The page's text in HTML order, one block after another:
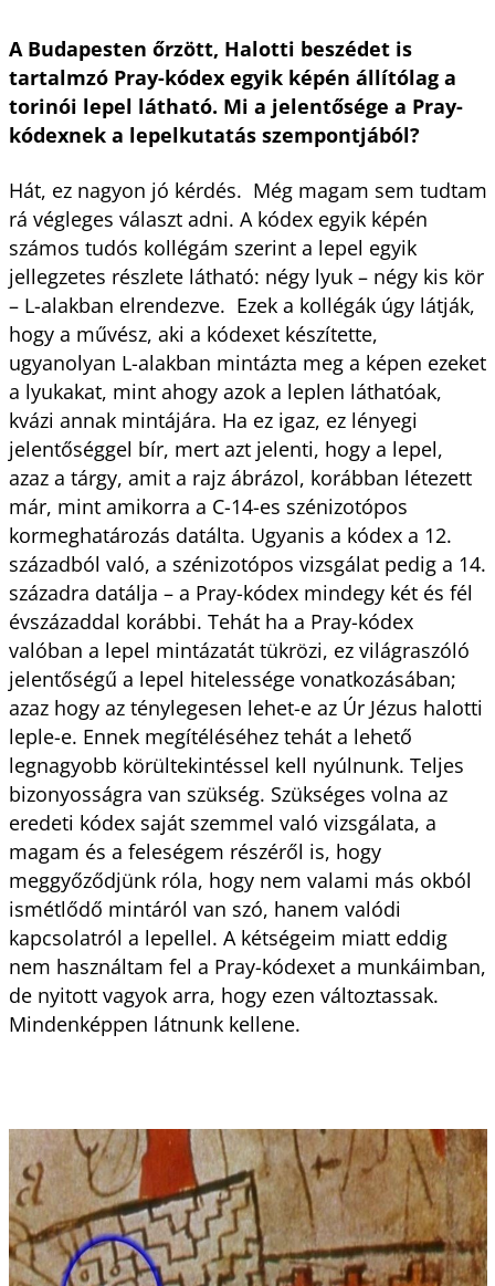
A Budapesten őrzött, Halotti beszédet is
tartalmzó Pray-kódex egyik képén állítólag a
torinói lepel látható. Mi a jelentősége a Pray-
kódexnek a lepelkutatás szempontjából?
Hát, ez nagyon jó kérdés. Még magam sem tudtam
rá végleges választ adni. A kódex egyik képén
számos tudós kollégám szerint a lepel egyik
jellegzetes részlete látható: négy lyuk – négy kis kör
– L-alakban elrendezve. Ezek a kollégák úgy látják,
hogy a művész, aki a kódexet készítette,
ugyanolyan L-alakban mintázta meg a képen ezeket
a lyukakat, mint ahogy azok a leplen láthatóak,
kvázi annak mintájára. Ha ez igaz, ez lényegi
jelentőséggel bír, mert azt jelenti, hogy a lepel,
azaz a tárgy, amit a rajz ábrázol, korábban létezett
már, mint amikorra a C-14-es szénizotópos
kormeghatározás datálta. Ugyanis a kódex a 12.
századból való, a szénizotópos vizsgálat pedig a 14.
századra datálja – a Pray-kódex mindegy két és fél
évszázaddal korábbi. Tehát ha a Pray-kódex
valóban a lepel mintázatát tükrözi, ez világraszóló
jelentőségű a lepel hitelessége vonatkozásában;
azaz hogy az ténylegesen lehet-e az Úr Jézus halotti
leple-e. Ennek megítéléséhez tehát a lehető
legnagyobb körültekintéssel kell nyúlnunk. Teljes
bizonyosságra van szükség. Szükséges volna az
eredeti kódex saját szemmel való vizsgálata, a
magam és a feleségem részéről is, hogy
meggyőződjünk róla, hogy nem valami más okból
ismétlődő mintáról van szó, hanem valódi
kapcsolatról a lepellel. A kétségeim miatt eddig
nem használtam fel a Pray-kódexet a munkáimban,
de nyitott vagyok arra, hogy ezen változtassak.
Mindenképpen látnunk kellene.